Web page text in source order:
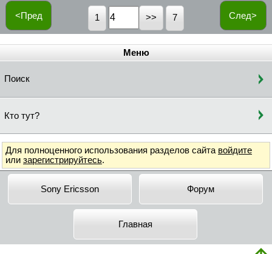
<Пред След>
1 7
Меню
Поиск
Кто тут?
Для полноценного использования разделов сайта войдите
или зарегистрируйтесь.
Sony Ericsson Форум
Главная